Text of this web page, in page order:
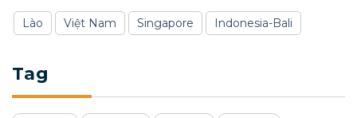
Lào Việt Nam Singapore Indonesia-Bali
Tag